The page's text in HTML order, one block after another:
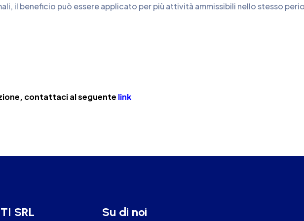
il beneficio può essere applicato per più attività ammissibili nello stesso
contattaci al seguente link
SRL Su di noi